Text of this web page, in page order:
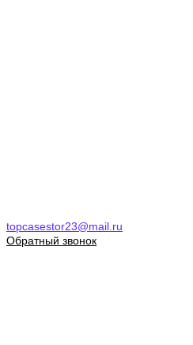
topcasestor23@mail.ru
Обратный звонок